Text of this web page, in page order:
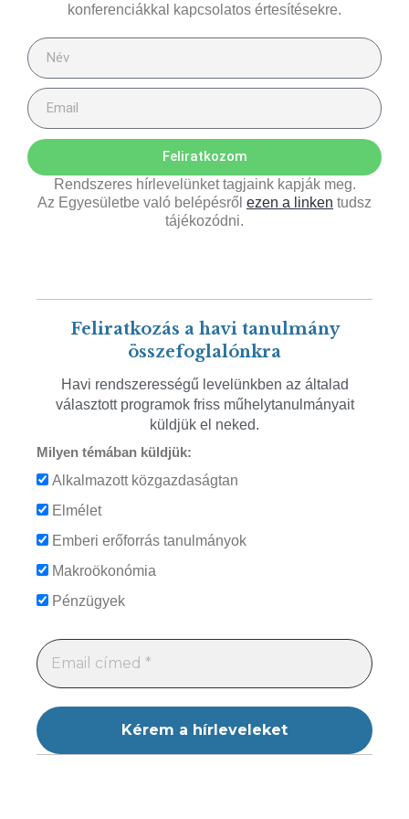
konferenciákkal kapcsolatos értesítésekre.
Feliratkozom
Rendszeres hírlevelünket tagjaink kapják meg.
Az Egyesületbe való belépésről ezen a linken tudsz
tájékozódni.
Feliratkozás a havi tanulmány
összefoglalónkra
Havi rendszerességű levelünkben az általad
választott programok friss műhelytanulmányait
küldjük el neked.
Milyen témában küldjük:
Alkalmazott közgazdaságtan
Elmélet
Emberi erőforrás tanulmányok
Makroökonómia
Pénzügyek